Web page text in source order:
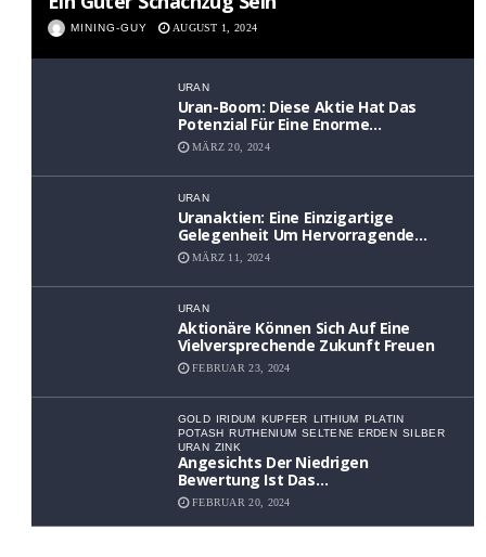
MINING-GUY AUGUST 1, 2024
URAN
Uran-Boom: Diese Aktie Hat Das
Potenzial Für Eine Enorme
Wertsteigerung
MÄRZ 20, 2024
URAN
Uranaktien: Eine Einzigartige
Gelegenheit Um Hervorragende
Renditen Zu Erzielen
MÄRZ 11, 2024
URAN
Aktionäre Können Sich Auf Eine
Vielversprechende Zukunft Freuen
FEBRUAR 23, 2024
GOLD IRIDUM KUPFER LITHIUM
PLATIN
POTASH
RUTHENIUM SELTENE ERDEN SILBER
URAN ZINK
Angesichts Der Niedrigen
Bewertung Ist Das
Aufwärtspotenzial Erheblich
FEBRUAR 20, 2024